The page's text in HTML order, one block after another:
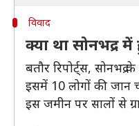
विवाद
क्या था सोनभद्र
बतौर रिपोर्ट्स,
इसमें 10 लोगों की जान
इस जमीन पर सालों से